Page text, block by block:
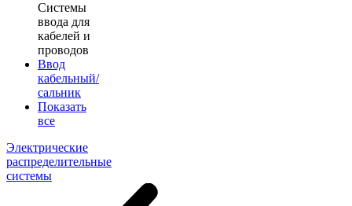
Системы
ввода для
кабелей и
проводов
Ввод
кабельный/
сальник
Показать
все
Электрические
распределительные
системы